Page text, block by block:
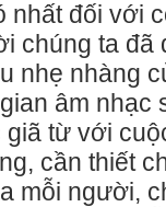
nhất đối với
chúng ta đã
nhẹ nhàng
âm nhạc
từ với
cần thiết
mỗi người,